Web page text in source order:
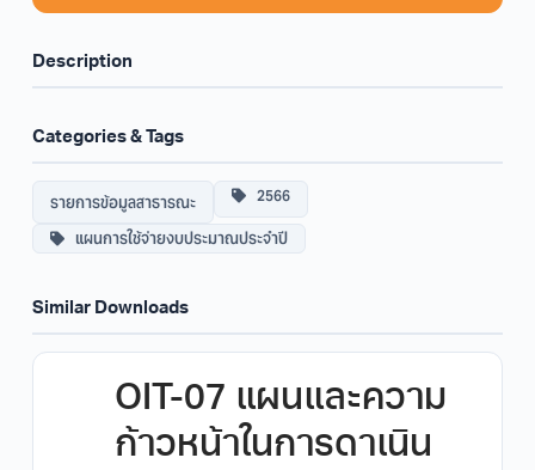
Description
Categories & Tags
รายการข้อมูลสาธารณะ
2566
แผนการใช้จ่ายงบประมาณประจำปี
Similar Downloads
OIT-07 แผนและความ
ก้าวหน้าในการดาเนิน